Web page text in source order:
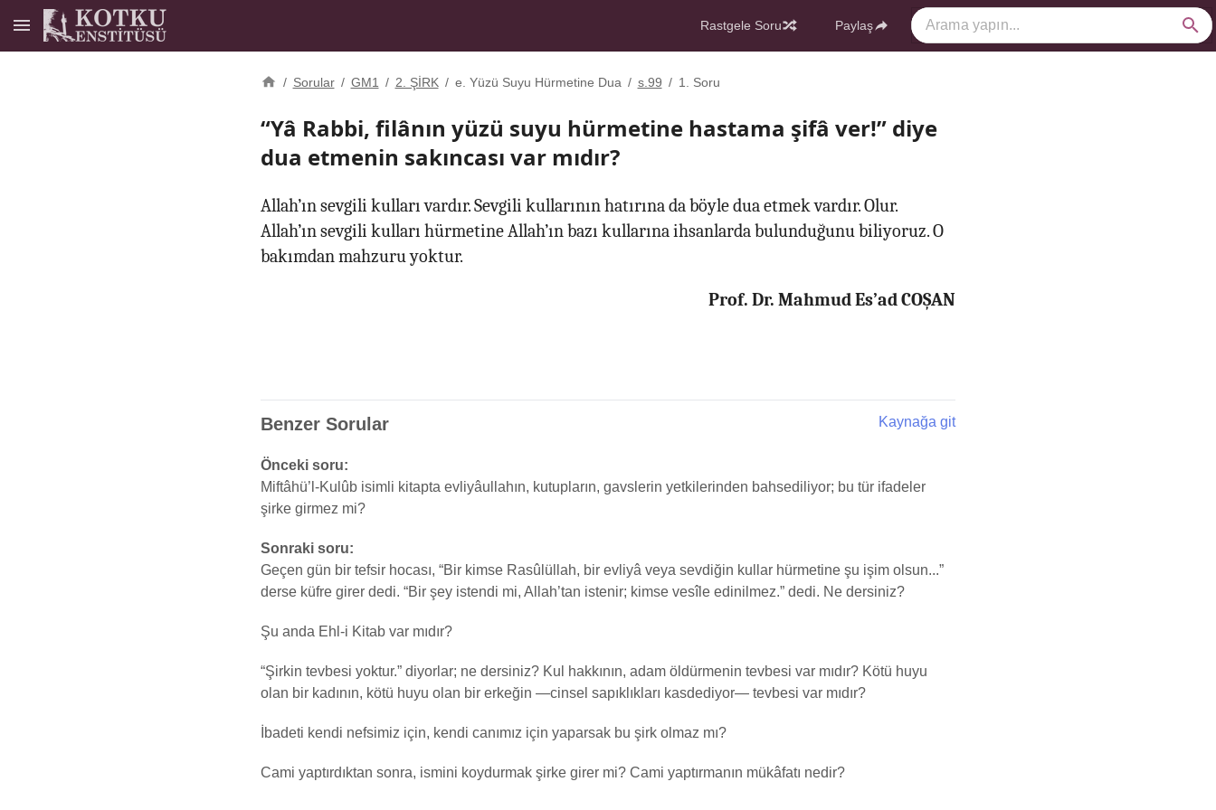
Rastgele Soru Paylaş
/ Sorular / GM1 / 2. ŞİRK / e. Yüzü Suyu Hürmetine Dua / s.99 / 1. Soru
“Yâ Rabbi, filânın yüzü suyu hürmetine hastama şifâ ver!” diye
dua etmenin sakıncası var mıdır?
Allah’ın sevgili kulları vardır. Sevgili kullarının hatırına da böyle dua etmek vardır. Olur.
Allah’ın sevgili kulları hürmetine Allah’ın bazı kullarına ihsanlarda bulunduğunu biliyoruz. O
bakımdan mahzuru yoktur.
Prof. Dr. Mahmud Es’ad COŞAN
Benzer Sorular Kaynağa git
Önceki soru:
Miftâhü’l-Kulûb isimli kitapta evliyâullahın, kutupların, gavslerin yetkilerinden bahsediliyor; bu tür ifadeler
şirke girmez mi?
Sonraki soru:
Geçen gün bir tefsir hocası, “Bir kimse Rasûlüllah, bir evliyâ veya sevdiğin kullar hürmetine şu işim olsun...”
derse küfre girer dedi. “Bir şey istendi mi, Allah’tan istenir; kimse vesîle edinilmez.” dedi. Ne dersiniz?
Şu anda Ehl-i Kitab var mıdır?
“Şirkin tevbesi yoktur.” diyorlar; ne dersiniz? Kul hakkının, adam öldürmenin tevbesi var mıdır? Kötü huyu
olan bir kadının, kötü huyu olan bir erkeğin —cinsel sapıklıkları kasdediyor— tevbesi var mıdır?
İbadeti kendi nefsimiz için, kendi canımız için yaparsak bu şirk olmaz mı?
Cami yaptırdıktan sonra, ismini koydurmak şirke girer mi? Cami yaptırmanın mükâfatı nedir?